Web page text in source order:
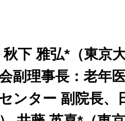
下 雅弘*（東京
副理事長：老年
ンター 副院長、